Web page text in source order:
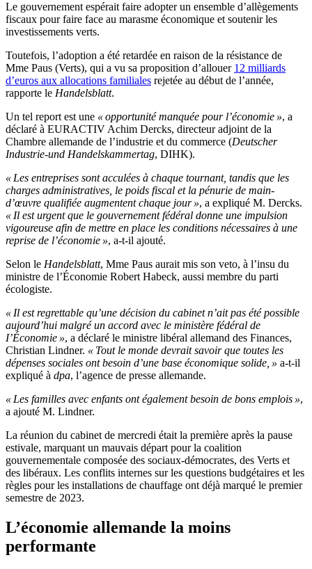
Le gouvernement espérait faire adopter un ensemble d’allègements
fiscaux pour faire face au marasme économique et soutenir les
investissements verts.
Toutefois, l’adoption a été retardée en raison de la résistance de
Mme Paus (Verts), qui a vu sa proposition d’allouer 12 milliards
d’euros aux allocations familiales rejetée au début de l’année,
rapporte le Handelsblatt.
Un tel report est une « opportunité manquée pour l’économie », a
déclaré à EURACTIV Achim Dercks, directeur adjoint de la
Chambre allemande de l’industrie et du commerce (Deutscher
Industrie-und Handelskammertag, DIHK).
« Les entreprises sont acculées à chaque tournant, tandis que les
charges administratives, le poids fiscal et la pénurie de main-
d’œuvre qualifiée augmentent chaque jour », a expliqué M. Dercks.
« Il est urgent que le gouvernement fédéral donne une impulsion
vigoureuse afin de mettre en place les conditions nécessaires à une
reprise de l’économie », a-t-il ajouté.
Selon le Handelsblatt, Mme Paus aurait mis son veto, à l’insu du
ministre de l’Économie Robert Habeck, aussi membre du parti
écologiste.
« Il est regrettable qu’une décision du cabinet n’ait pas été possible
aujourd’hui malgré un accord avec le ministère fédéral de
I’Économie », a déclaré le ministre libéral allemand des Finances,
Christian Lindner. « Tout le monde devrait savoir que toutes les
dépenses sociales ont besoin d’une base économique solide, » a-t-il
expliqué à dpa, l’agence de presse allemande.
« Les familles avec enfants ont également besoin de bons emplois »,
a ajouté M. Lindner.
La réunion du cabinet de mercredi était la première après la pause
estivale, marquant un mauvais départ pour la coalition
gouvernementale composée des sociaux-démocrates, des Verts et
des libéraux. Les conflits internes sur les questions budgétaires et les
règles pour les installations de chauffage ont déjà marqué le premier
semestre de 2023.
L’économie allemande la moins
performante